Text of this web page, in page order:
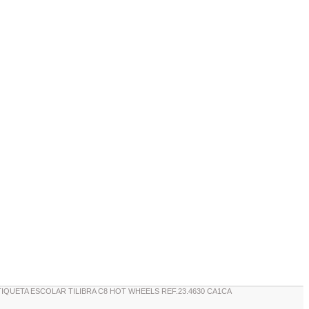
ESCOLAR TILIBRA C8 HOT WHEELS REF.23.4630 CA1CA